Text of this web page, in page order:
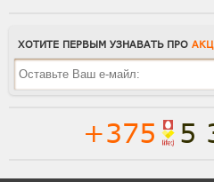
ХОТИТЕ ПЕРВЫМ УЗНАВАТЬ ПРО
+375 5